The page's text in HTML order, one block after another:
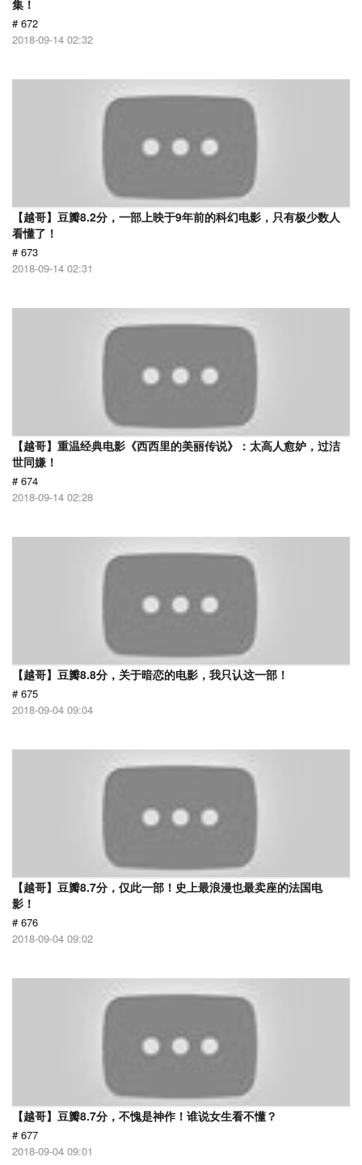
集！
# 672
2018-09-14 02:32
【越哥】豆瓣8.2分，一部上映于9年前的科幻电影，只有极少数人
看懂了！
# 673
2018-09-14 02:31
【越哥】重温经典电影《西西里的美丽传说》：太高人愈妒，过洁
世同嫌！
# 674
2018-09-14 02:28
【越哥】豆瓣8.8分，关于暗恋的电影，我只认这一部！
# 675
2018-09-04 09:04
【越哥】豆瓣8.7分，仅此一部！史上最浪漫也最卖座的法国电
影！
# 676
2018-09-04 09:02
【越哥】豆瓣8.7分，不愧是神作！谁说女生看不懂？
# 677
2018-09-04 09:01